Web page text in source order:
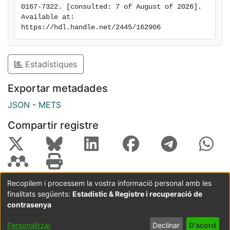
0167-7322. [consulted: 7 of August of 2026].
Available at:
https://hdl.handle.net/2445/162906
Estadístiques
Exportar metadades
JSON - METS
Compartir registre
Coordinació:CRAI UB Avís legal
Metadades
subjectes a:
Configuració
de cookies
privadesa
Recopilem i processem la vostra informació personal amb les
finalitats següents: Estadístic & Registre i recuperació de
contrasenya
Personalitzar Declinar D'acord